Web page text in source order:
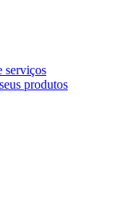
serviços
produtos